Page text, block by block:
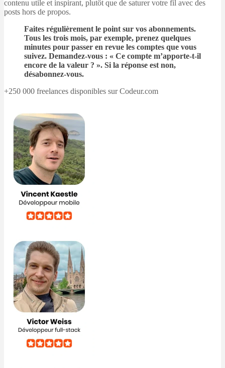
contenu utile et inspirant, plutôt que de saturer votre fil avec des
posts hors de propos.
Faites régulièrement le point sur vos abonnements.
Tous les trois mois, par exemple, prenez quelques
minutes pour passer en revue les comptes que vous
suivez. Demandez-vous : « Ce compte m’apporte-t-il
encore de la valeur ? ». Si la réponse est non,
désabonnez-vous.
+250 000 freelances disponibles sur Codeur.com